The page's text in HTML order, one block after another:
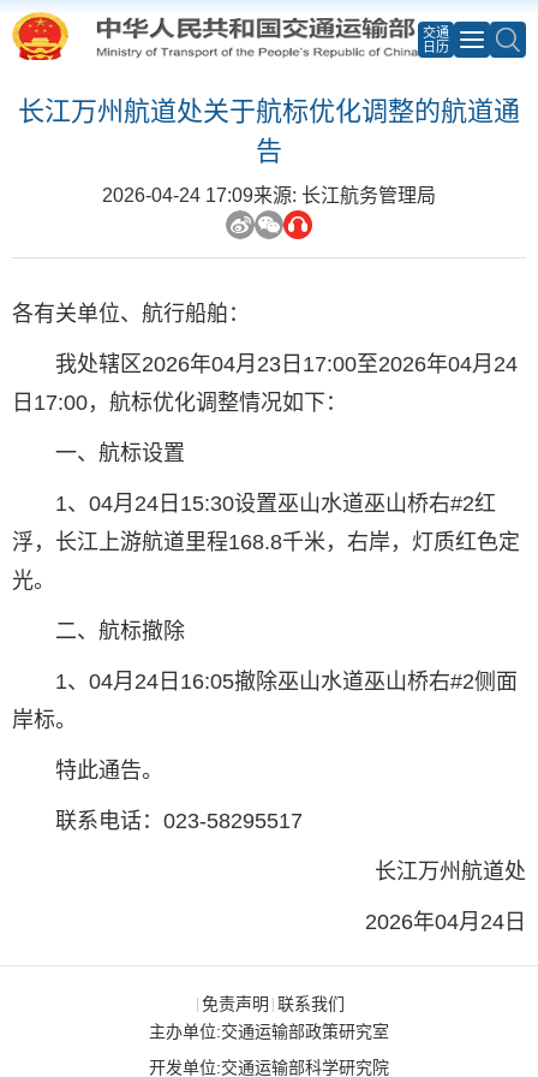
交通
日历
长江万州航道处关于航标优化调整的航道通
告
2026-04-24 17:09来源: 长江航务管理局
各有关单位、航行船舶：
我处辖区2026年04月23日17:00至2026年04月24
日17:00，航标优化调整情况如下：
一、航标设置
1、04月24日15:30设置巫山水道巫山桥右#2红
浮，长江上游航道里程168.8千米，右岸，灯质红色定
光。
二、航标撤除
1、04月24日16:05撤除巫山水道巫山桥右#2侧面
岸标。
特此通告。
联系电话：023-58295517
长江万州航道处
2026年04月24日
| 免责声明 | 联系我们
主办单位:交通运输部政策研究室
开发单位:交通运输部科学研究院